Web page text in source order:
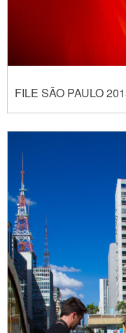
FILE SÃO PAULO